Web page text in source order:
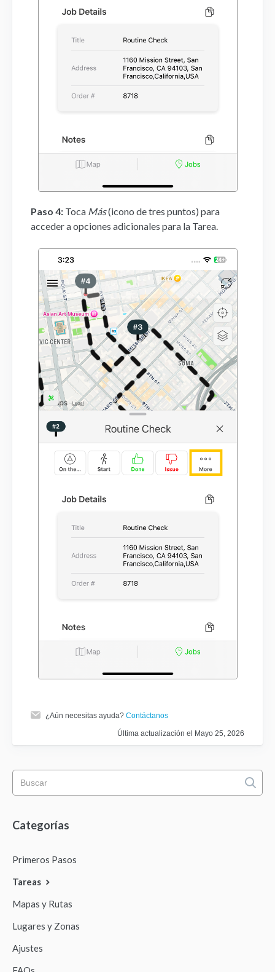
Paso 4: Toca Más(icono de tres puntos) para
acceder a opciones adicionales para la Tarea.
¿Aún necesitas ayuda? Contáctanos
Última actualización el Mayo 25, 2026
Categorías
Primeros Pasos
Tareas
Mapas y Rutas
Lugares y Zonas
Ajustes